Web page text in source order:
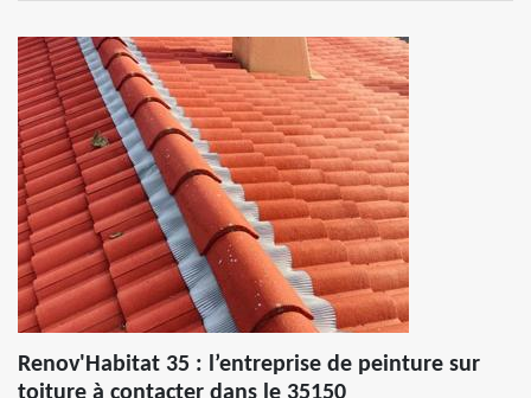
Renov'Habitat 35 : l’entreprise de peinture sur
toiture à contacter dans le 35150